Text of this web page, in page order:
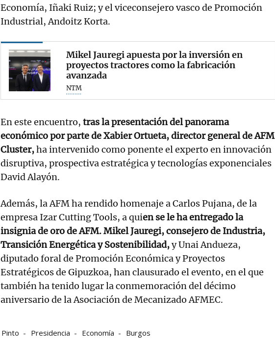
Economía, Iñaki Ruiz; y el viceconsejero vasco de Promoción
Industrial, Andoitz Korta.
Mikel Jauregi apuesta por la inversión en
proyectos tractores como la fabricación
avanzada
NTM
En este encuentro, tras la presentación del panorama
económico por parte de Xabier Ortueta, director general de AFM
Cluster,ha intervenido como ponente el experto en innovación
disruptiva, prospectiva estratégica y tecnologías exponenciales
David Alayón.
Además, la AFM ha rendido homenaje a Carlos Pujana, de la
empresa Izar Cutting Tools, a quien se le ha entregado la
insignia de oro de AFM. Mikel Jauregi, consejero de Industria,
Transición Energética y Sostenibilidad,y Unai Andueza,
diputado foral de Promoción Económica y Proyectos
Estratégicos de Gipuzkoa, han clausurado el evento, en el que
también ha tenido lugar la conmemoración del décimo
aniversario de la Asociación de Mecanizado AFMEC.
Pinto Presidencia Economía Burgos